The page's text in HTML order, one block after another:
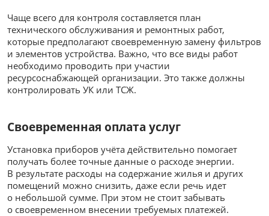
Чаще всего для контроля составляется план
технического обслуживания и ремонтных работ,
которые предполагают своевременную замену фильтров
и элементов устройства. Важно, что все виды работ
необходимо проводить при участии
ресурсоснабжающей организации. Это также должны
контролировать УК или ТСЖ.
Своевременная оплата услуг
Установка приборов учёта действительно помогает
получать более точные данные о расходе энергии.
В результате расходы на содержание жилья и других
помещений можно снизить, даже если речь идет
о небольшой сумме. При этом не стоит забывать
о своевременном внесении требуемых платежей.